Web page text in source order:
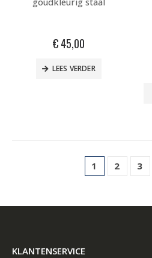
€45,00
LEES VERDER
1 2 3
KLANTENSERVICE